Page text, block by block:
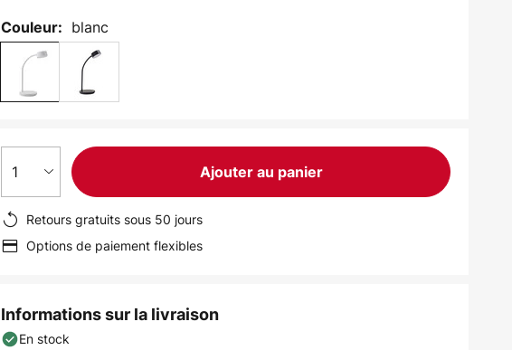
Couleur: blanc
1 Ajouter au panier
Retours gratuits sous 50 jours
Options de paiement flexibles
Informations sur la livraison
En stock